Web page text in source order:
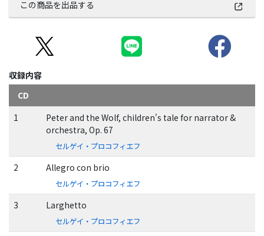
この商品を出品する
収録内容
CD
1
Peter and the Wolf, children's tale for narrator &
orchestra, Op. 67
セルゲイ・プロコフィエフ
2 Allegro con brio
セルゲイ・プロコフィエフ
3 Larghetto
セルゲイ・プロコフィエフ